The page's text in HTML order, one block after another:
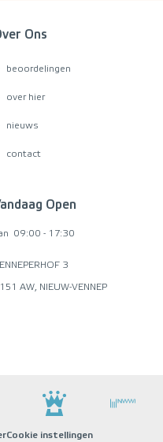
Ons
beoordelingen
over hier
nieuws
contact
Open
09:00 - 17:30
VENNEPERHOF 3
AW, NIEUW-VENNEP
Cookie instellingen